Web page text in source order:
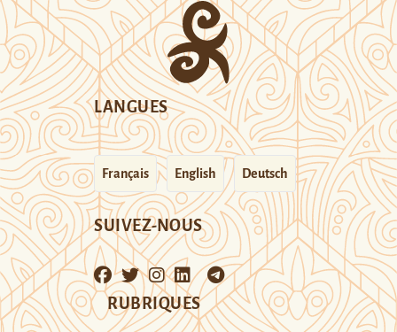
LANGUES
Français English Deutsch
SUIVEZ-NOUS
RUBRIQUES